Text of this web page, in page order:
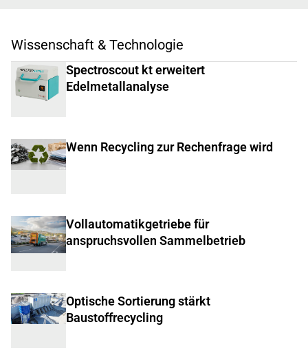
Wissenschaft & Technologie
Spectroscout kt erweitert
Edelmetallanalyse
Wenn Recycling zur Rechenfrage wird
Vollautomatikgetriebe für
anspruchsvollen Sammelbetrieb
Optische Sortierung stärkt
Baustoffrecycling